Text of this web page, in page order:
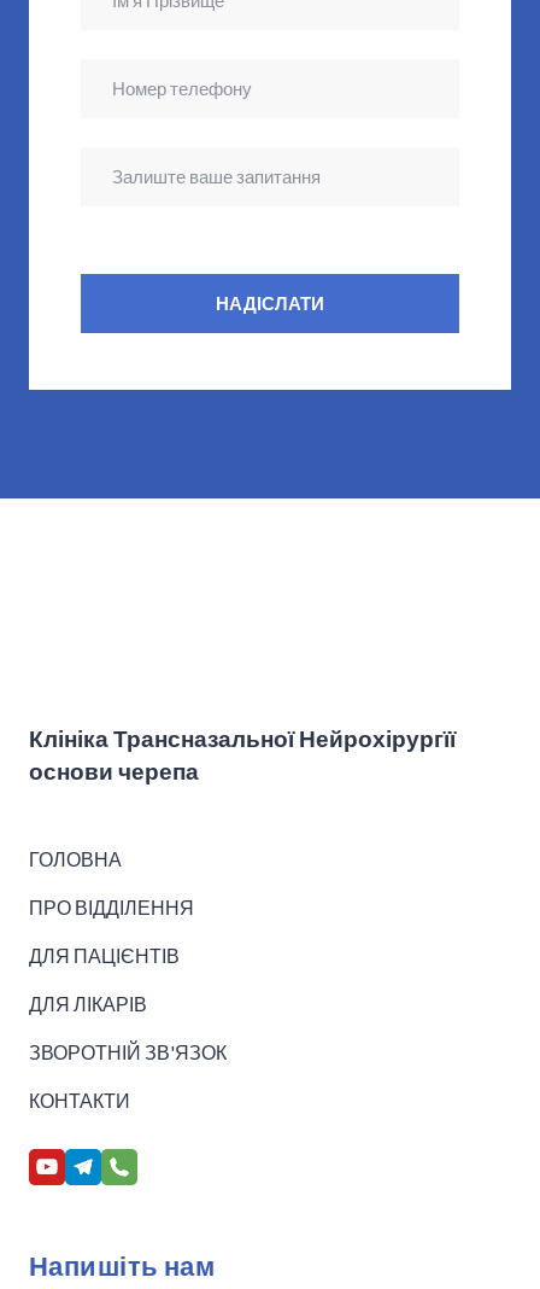
НАДІСЛАТИ
Клініка Трансназальної Нейрохірургїї
основи черепа
ГОЛОВНА
ПРО ВІДДІЛЕННЯ
ДЛЯ ПАЦІЄНТІВ
ДЛЯ ЛІКАРІВ
ЗВОРОТНІЙ ЗВ'ЯЗОК
КОНТАКТИ
Напишіть нам